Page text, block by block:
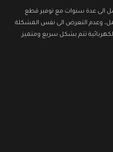
الى عدة سنوات مع توفير قطع
وعدم التعرض الى نفس المشكلة
تتم بشكل سريع ومتميز.